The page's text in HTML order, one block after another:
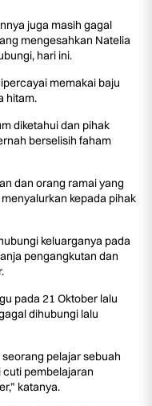
juga masih gagal
mengesahkan Natelia
hari ini.
memakai baju
hitam.
diketahui dan pihak
berselisih faham
dan orang ramai yang
kepada pihak
keluarganya pada
pengangkutan dan
pada 21 Oktober lalu
dihubungi lalu
pelajar sebuah
cuti pembelajaran
katanya.